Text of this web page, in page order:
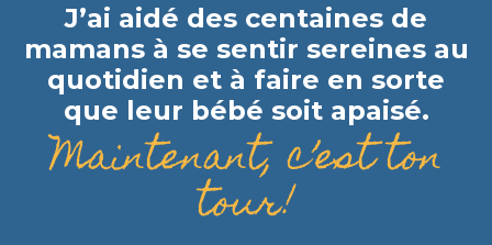
J’ai aidé des centaines de
mamans à se sentir sereines au
quotidien et à faire en sorte
que leur bébé soit apaisé.
Maintenant, c’est ton
tour!